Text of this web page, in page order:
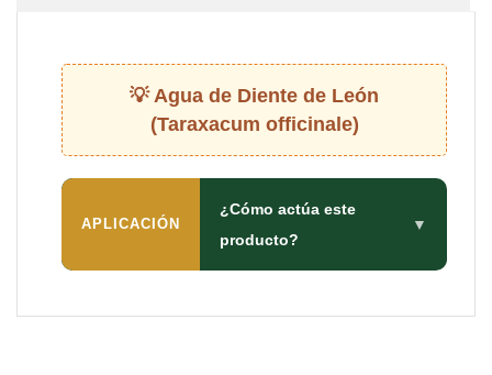
Agua de Diente de León
(Taraxacum officinale)
APLICACIÓN
¿Cómo actúa este
producto?
▼